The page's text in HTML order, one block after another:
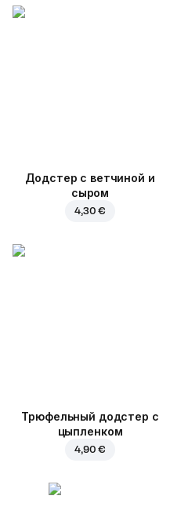
Додстер с ветчиной и
сыром
4,30 €
Трюфельный додстер c
цыпленком
4,90 €